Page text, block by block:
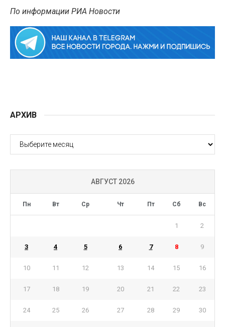
По информации РИА Новости
АРХИВ
АРХИВ
АВГУСТ 2026
Пн Вт Ср Чт Пт Сб Вс
1 2
3 4 5 6 7 8 9
10 11 12 13 14 15 16
17 18 19 20 21 22 23
24 25 26 27 28 29 30